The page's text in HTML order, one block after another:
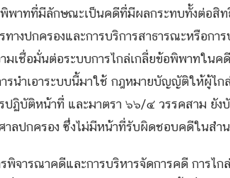
พิพาทที่มีลักษณะเป็นคดีที่มีผลกระทบทั้งต่อสิ
ทางปกครองและการบริการสาธารณะหรือกา
เชื่อมั่นต่อระบบการไกล่เกลี่ยข้อพิพาทในค
ารนำเอาระบบนี้มาใช้ กฎหมายบัญญัติให้ผู้ไก
ปฏิบัติหน้าที่ และมาตรา ๖๖/๔ วรรคสาม ยั
าลปกครอง ซึ่งไม่มีหน้าที่รับผิดชอบคดีในสำ
พิจารณาคดีและการบริหารจัดการคดี การไ